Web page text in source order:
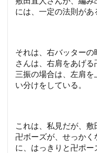
には、一定の法則があ
それは、右バッターの
さんは、右肩をあげ
三振の場合は、左肩
い分けをしている。
これは、私見だが、敷
卍ボーズが、せっかく
に、はっきりと卍ポ